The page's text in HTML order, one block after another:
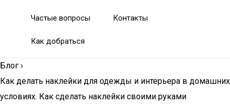
Частые вопросы Контакты
Как добраться
Блог ›
Как делать наклейки для одежды и интерьера в домашних
условиях. Как сделать наклейки своими руками